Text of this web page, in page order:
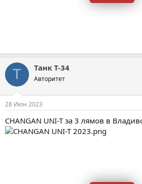
Т Танк Т-34
Авторитет
28 Июн 2023
CHANGAN UNI-T за 3 лямов в